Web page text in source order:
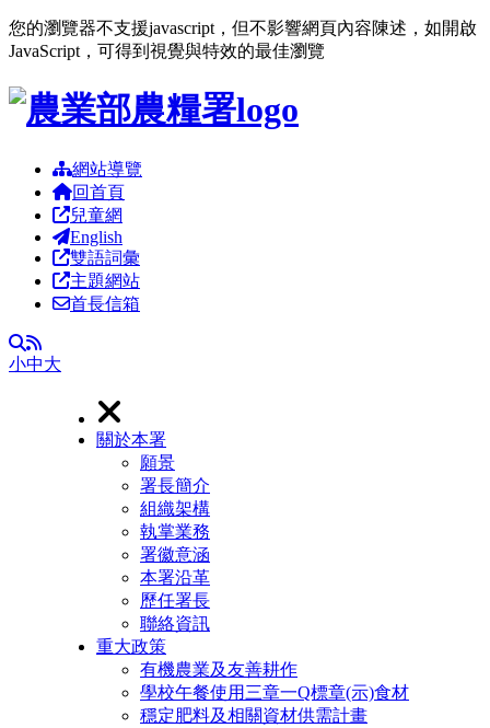
您的瀏覽器不支援javascript，但不影響網頁內容陳述，如開啟
JavaScript，可得到視覺與特效的最佳瀏覽
跳到主要內容區塊
網站導覽
回首頁
兒童網
English
雙語詞彙
主題網站
首長信箱
全文檢索
RSS
小中大
關於本署
願景
署長簡介
組織架構
執掌業務
署徽意涵
本署沿革
歷任署長
聯絡資訊
重大政策
有機農業及友善耕作
學校午餐使用三章一Q標章(示)食材
穩定肥料及相關資材供需計畫